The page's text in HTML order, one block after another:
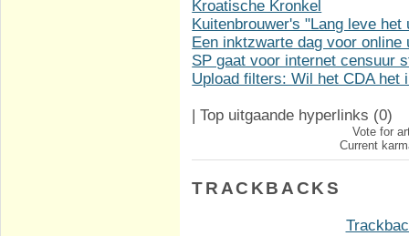
Kroatische Kronkel
Kuitenbrouwer's "Lang leve
Een inktzwarte dag voor online
SP gaat voor internet censuur
Upload filters: Wil het CDA het
Top uitgaande hyperlinks (0)
Vote for
Current
TRACKBACKS